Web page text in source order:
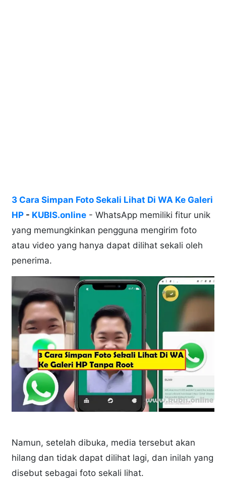
3 Cara Simpan Foto Sekali Lihat Di WA Ke Galeri
HP - KUBIS.online - WhatsApp memiliki fitur unik
yang memungkinkan pengguna mengirim foto
atau video yang hanya dapat dilihat sekali oleh
penerima.
Namun, setelah dibuka, media tersebut akan
hilang dan tidak dapat dilihat lagi, dan inilah yang
disebut sebagai foto sekali lihat.